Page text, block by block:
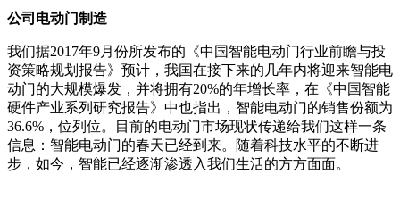
公司电动门制造
我们据2017年9月份所发布的《中国智能电动门行业前瞻与投
资策略规划报告》预计，我国在接下来的几年内将迎来智能电
动门的大规模爆发，并将拥有20%的年增长率，在《中国智能
硬件产业系列研究报告》中也指出，智能电动门的销售份额为
36.6%，位列位。目前的电动门市场现状传递给我们这样一条
信息：智能电动门的春天已经到来。随着科技水平的不断进
步，如今，智能已经逐渐渗透入我们生活的方方面面。